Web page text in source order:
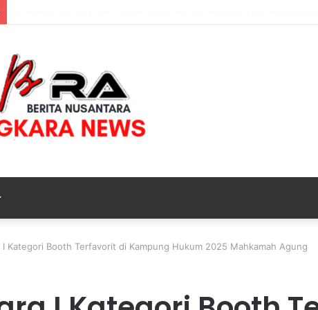
I Kategori Booth Terfavorit di Kampung Hukum 2025 Mahkamah Agung